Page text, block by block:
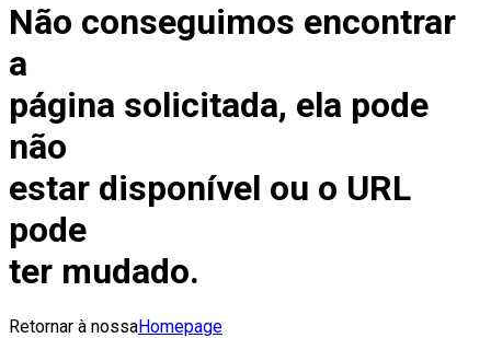
Não conseguimos encontrar
a
página solicitada, ela pode
não
estar disponível ou o URL
pode
ter mudado.
Retornar à nossaHomepage